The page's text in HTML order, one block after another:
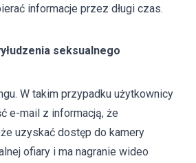
informacje przez długi czas.
seksualnego
W takim przypadku użytkownicy
e-mail z informacją, że
uzyskać dostęp do kamery
ofiary i ma nagranie wideo